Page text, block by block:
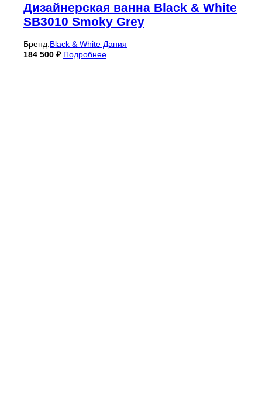
Дизайнерская ванна Black & White
SB3010 Smoky Grey
Бренд:Black & White Дания
184 500 ₽ Подробнее